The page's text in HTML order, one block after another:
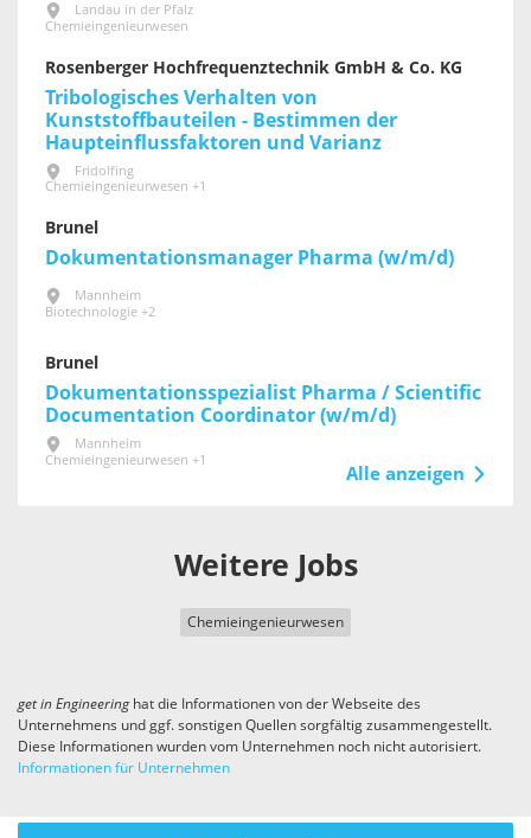
Landau in der Pfalz
Chemieingenieurwesen
Rosenberger Hochfrequenztechnik GmbH & Co. KG
Tribologisches Verhalten von
Kunststoffbauteilen - Bestimmen der
Haupteinflussfaktoren und Varianz
Fridolfing
Chemieingenieurwesen +1
Brunel
Dokumentationsmanager Pharma (w/m/d)
Mannheim
Biotechnologie +2
Brunel
Dokumentationsspezialist Pharma / Scientific
Documentation Coordinator (w/m/d)
Mannheim
Chemieingenieurwesen +1
Alle anzeigen
Weitere Jobs
Chemieingenieurwesen
get in Engineeringhat die Informationen von der Webseite des
Unternehmens und ggf. sonstigen Quellen sorgfältig zusammengestellt.
Diese Informationen wurden vom Unternehmen noch nicht autorisiert.
Informationen für Unternehmen